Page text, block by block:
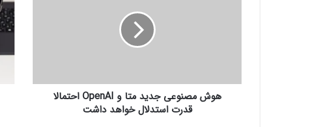
ی
هوش مصنوعی جدید متا و OpenAI احتمالا
قدرت استدلال خواهد داشت
ل
ه
ک
ر